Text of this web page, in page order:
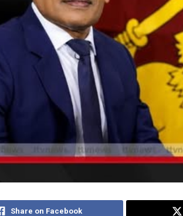
Share on Facebook